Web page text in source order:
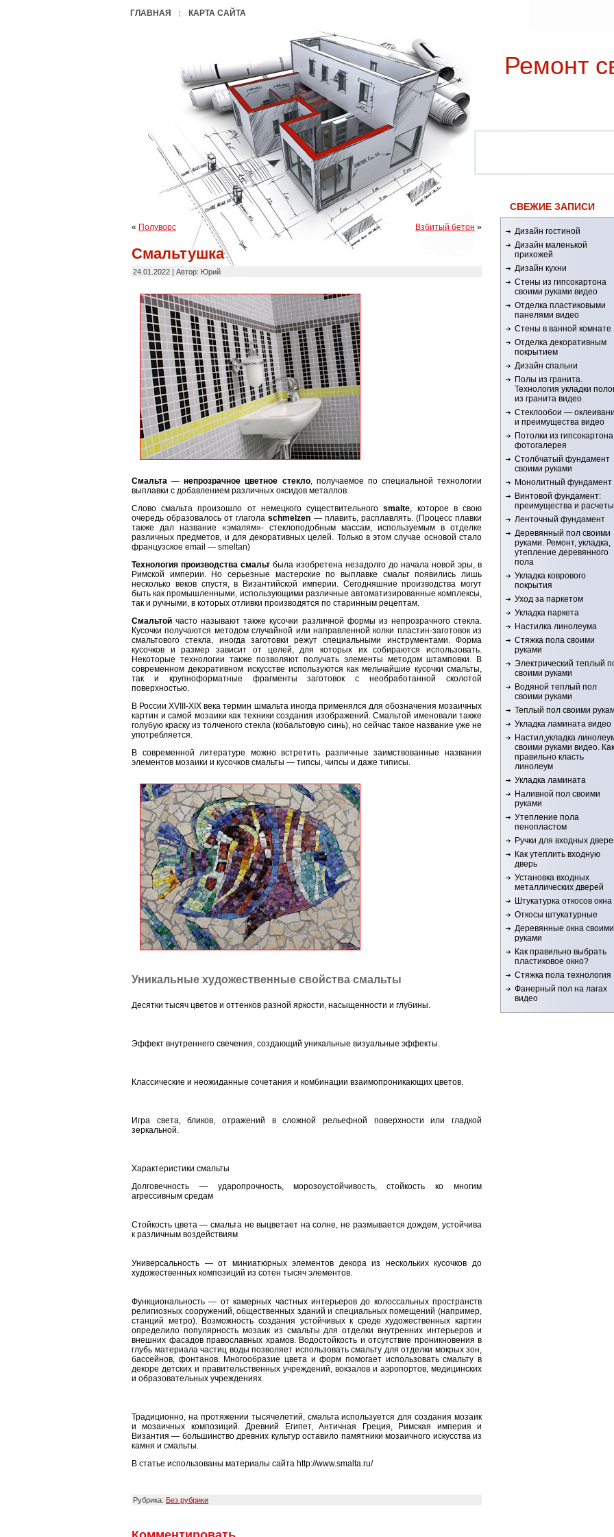
ГЛАВНАЯ КАРТА САЙТА
Ремонт
« Полуворс Взбитый бетон »
Смальтушка
24.01.2022 | Автор: Юрий
Смальта —непрозрачное цветное стекло, получаемое по специальной технологии
выплавки с добавлением различных оксидов металлов.
Слово смальта произошло от немецкого существительногоsmalte, которое в свою
очередь образовалось от глаголаschmelzen — плавить, расплавлять. (Процесс плавки
также дал название «эмалям»- стеклоподобным массам, используемым в отделке
различных предметов, и для декоративных целей. Только в этом случае основой стало
французское email — smeltan)
Технология производства смальт была изобретена незадолго до начала новой эры, в
Римской империи. Но серьезные мастерские по выплавке смальт появились лишь
несколько веков спустя, в Византийской империи. Сегодняшние производства могут
быть как промышленными, использующими различные автоматизированные комплексы,
так и ручными, в которых отливки производятся по старинным рецептам.
Смальтой часто называют также кусочки различной формы из непрозрачного стекла.
Кусочки получаются методом случайной или направленной колки пластин-заготовок из
смальтового стекла, иногда заготовки режут специальными инструментами. Форма
кусочков и размер зависит от целей, для которых их собираются использовать.
Некоторые технологии также позволяют получать элементы методом штамповки. В
современном декоративном искусстве используются как мельчайшие кусочки смальты,
так и крупноформатные фрагменты заготовок с необработанной сколотой
поверхностью.
В России XVIII-XIX века термин шмальта иногда применялся для обозначения мозаичных
картин и самой мозаики как техники создания изображений. Смальтой именовали также
голубую краску из толченого стекла (кобальтовую синь), но сейчас такое название уже не
употребляется.
В современной литературе можно встретить различные заимствованные названия
элементов мозаики и кусочков смальты — типсы, чипсы и даже типисы.
Уникальные художественные свойства смальты
Десятки тысяч цветов и оттенков разной яркости, насыщенности и глубины.
Эффект внутреннего свечения, создающий уникальные визуальные эффекты.
Классические и неожиданные сочетания и комбинации взаимопроникающих цветов.
Игра света, бликов, отражений в сложной рельефной поверхности или гладкой
зеркальной.
Характеристики смальты
Долговечность — ударопрочность, морозоустойчивость, стойкость ко многим
агрессивным средам
Стойкость цвета— смальта не выцветает на солне, не размывается дождем, устойчива
к различным воздействиям
Универсальность — от миниатюрных элементов декора из нескольких кусочков до
художественных композиций из сотен тысяч элементов.
Функциональность — от камерных частных интерьеров до колоссальных пространств
религиозных сооружений, общественных зданий и специальных помещений (например,
станций метро). Возможность создания устойчивых к среде художественных картин
определило популярность мозаик из смальты для отделки внутренних интерьеров и
внешних фасадов православных храмов. Водостойкость и отсутствие проникновения в
глубь материала частиц воды позволяет использовать смальту для отделки мокрых зон,
бассейнов, фонтанов. Многообразие цвета и форм помогает использовать смальту в
декоре детских и правительственных учреждений, вокзалов и аэропортов, медицинских
и образовательных учреждениях.
Традиционно, на протяжении тысячелетий, смальта используется для создания мозаик
и мозаичных композиций. Древний Египет, Античная Греция, Римская империя и
Византия — большинство древних культур оставило памятники мозаичного искусства из
камня и смальты.
В статье использованы материалы сайта http://www.smalta.ru/
Рубрика: Без рубрики
СВЕЖИЕ ЗАПИСИ
Дизайн гостиной
Дизайн маленькой
прихожей
Дизайн кухни
Стены из гипсокартона
своими руками видео
Отделка пластиковыми
панелями видео
Стены в ванной комнате
Отделка декоративным
покрытием
Дизайн спальни
Полы из гранита.
Технология укладки
из гранита видео
Стеклообои —
и преимущества видео
Потолки из гипсокартона
фотогалерея
Столбчатый фундамент
своими руками
Монолитный фундамент
Винтовой фундамент:
преимущества и расчеты
Ленточный фундамент
Деревянный пол своими
руками. Ремонт, укладка,
утепление деревянного
пола
Укладка коврового
покрытия
Уход за паркетом
Укладка паркета
Настилка линолеума
Стяжка пола своими
руками
Электрический теплый
своими руками
Водяной теплый пол
своими руками
Теплый пол своими
Укладка ламината видео
Настил,укладка
своими руками видео. Как
правильно класть
линолеум
Укладка ламината
Наливной пол своими
руками
Утепление пола
пенопластом
Ручки для входных
Как утеплить входную
дверь
Установка входных
металлических дверей
Штукатурка откосов окна
Откосы штукатурные
Деревянные окна своими
руками
Как правильно выбрать
пластиковое окно?
Стяжка пола технология
Фанерный пол на лагах
видео